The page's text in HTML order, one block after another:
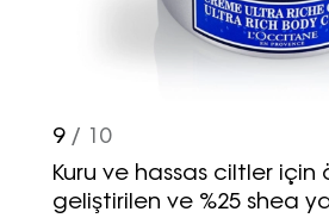
9/ 10
Kuru ve hassas ciltler için
geliştirilen ve %25 shea